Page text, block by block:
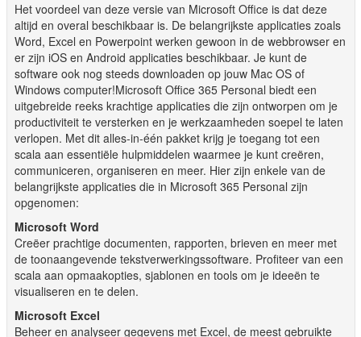
Het voordeel van deze versie van Microsoft Office is dat deze
altijd en overal beschikbaar is. De belangrijkste applicaties zoals
Word, Excel en Powerpoint werken gewoon in de webbrowser en
er zijn iOS en Android applicaties beschikbaar. Je kunt de
software ook nog steeds downloaden op jouw Mac OS of
Windows computer!Microsoft Office 365 Personal biedt een
uitgebreide reeks krachtige applicaties die zijn ontworpen om je
productiviteit te versterken en je werkzaamheden soepel te laten
verlopen. Met dit alles-in-één pakket krijg je toegang tot een
scala aan essentiële hulpmiddelen waarmee je kunt creëren,
communiceren, organiseren en meer. Hier zijn enkele van de
belangrijkste applicaties die in Microsoft 365 Personal zijn
opgenomen:
Microsoft Word
Creëer prachtige documenten, rapporten, brieven en meer met
de toonaangevende tekstverwerkingssoftware. Profiteer van een
scala aan opmaakopties, sjablonen en tools om je ideeën te
visualiseren en te delen.
Microsoft Excel
Beheer en analyseer gegevens met Excel, de meest gebruikte